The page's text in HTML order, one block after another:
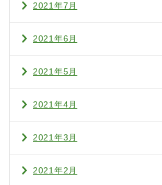
2021年7月
2021年6月
2021年5月
2021年4月
2021年3月
2021年2月